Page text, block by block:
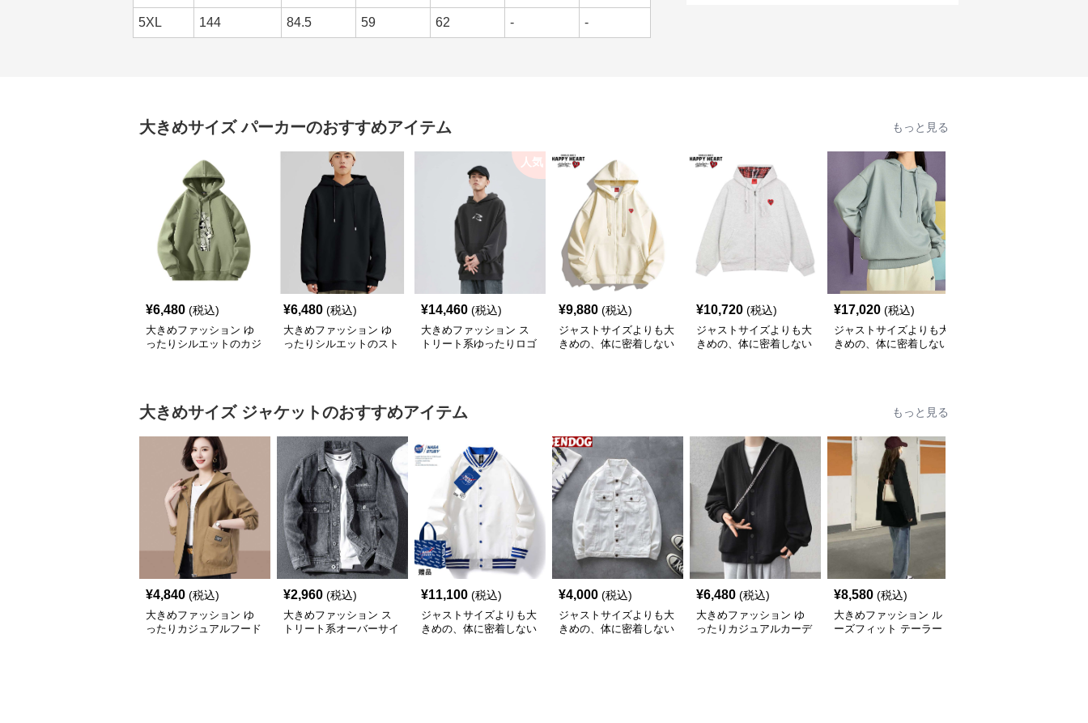
5XL 144 84.5 59 62 - -
大きめサイズ パーカーのおすすめアイテム もっと見る
¥6,480 (税込)
大きめファッション ゆ
ったりシルエットのカジ
¥6,480 (税込)
大きめファッション ゆ
ったりシルエットのスト
人気
¥14,460 (税込)
大きめファッション ス
トリート系ゆったりロゴ
¥9,880 (税込)
ジャストサイズよりも大
きめの、体に密着しない
¥10,720 (税込)
ジャストサイズよりも大
きめの、体に密着しない
¥17,020 (税込)
ジャストサイズよりも大
きめの、体に密着しない
大きめサイズ ジャケットのおすすめアイテム もっと見る
¥4,840 (税込)
大きめファッション ゆ
ったりカジュアルフード
¥2,960 (税込)
大きめファッション ス
トリート系オーバーサイ
¥11,100 (税込)
ジャストサイズよりも大
きめの、体に密着しない
¥4,000 (税込)
ジャストサイズよりも大
きめの、体に密着しない
¥6,480 (税込)
大きめファッション ゆ
ったりカジュアルカーデ
¥8,580 (税込)
大きめファッション ル
ーズフィット テーラー